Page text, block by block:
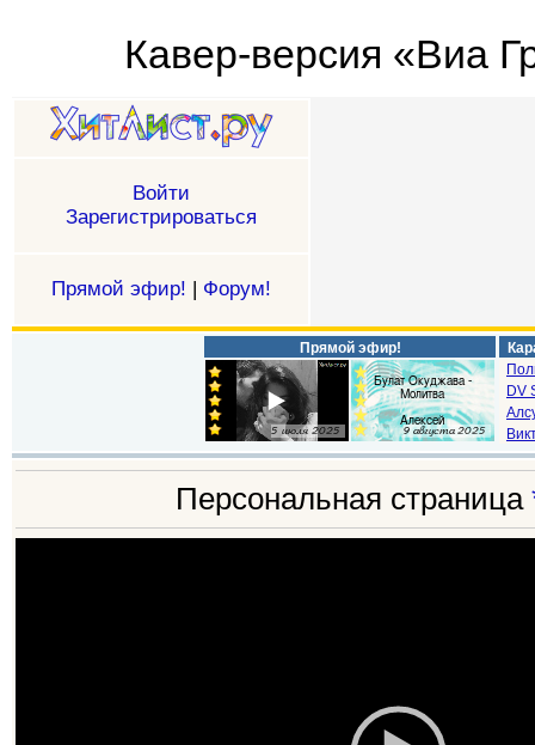
Кавер-версия «Виа
Войти
Зарегистрироваться
Прямой эфир! | Форум!
Прямой эфир!
DV
Персональная страница